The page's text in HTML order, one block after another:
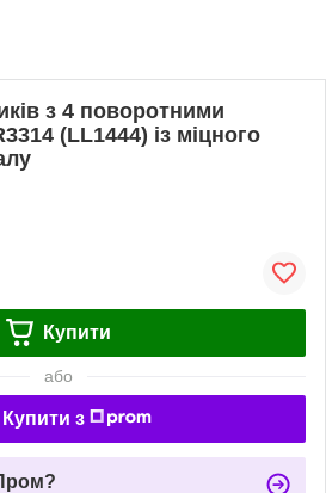
з 4 поворотними
(LL1444) із міцного
Купити
або
Купити з